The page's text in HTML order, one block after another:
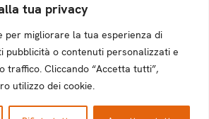
tua privacy
per migliorare la tua esperienza di
pubblicità o contenuti personalizzati e
traffico. Cliccando “Accetta tutti”,
utilizzo dei cookie.